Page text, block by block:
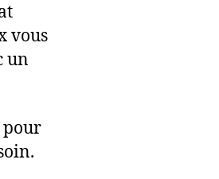
vous
un
pour